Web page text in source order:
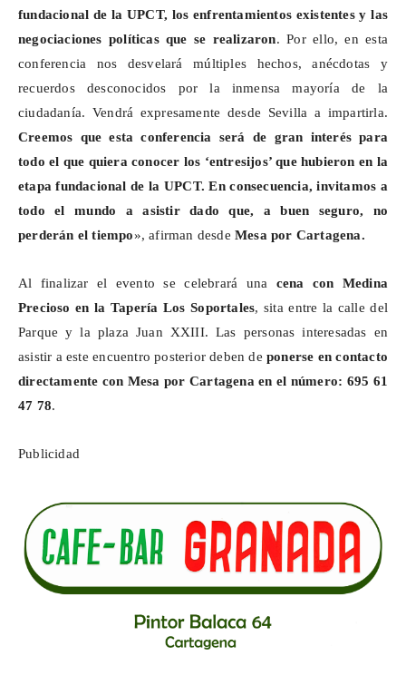
fundacional de la UPCT, los enfrentamientos existentes y las
negociaciones políticas que se realizaron. Por ello, en esta
conferencia nos desvelará múltiples hechos, anécdotas y
recuerdos desconocidos por la inmensa mayoría de la
ciudadanía. Vendrá expresamente desde Sevilla a impartirla.
Creemos que esta conferencia será de gran interés para
todo el que quiera conocer los ‘entresijos’ quehubieron en la
etapa fundacional de la UPCT. En consecuencia, invitamos a
todo el mundo a asistir dado que, a buen seguro, no
perderán el tiempo», afirman desdeMesa por Cartagena.
Al finalizar el evento se celebrará una cena con Medina
Precioso en laTapería Los Soportales, sita entre la calle del
Parque y la plaza Juan XXIII. Las personas interesadas en
asistir a este encuentro posterior deben deponerse en contacto
directamente con Mesa por Cartagena en el número: 695 61
47 78.
Publicidad